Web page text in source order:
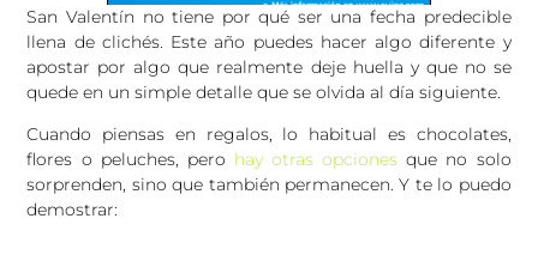
San Valentín no tiene por qué ser una fecha predecible
llena de clichés. Este año puedes hacer algo diferente y
apostar por algo que realmente deje huella y que no se
quede en un simple detalle que se olvida al día siguiente.
Cuando piensas en regalos, lo habitual es chocolates,
flores o peluches, pero hay otras opciones que no solo
sorprenden, sino que también permanecen. Y te lo puedo
demostrar: